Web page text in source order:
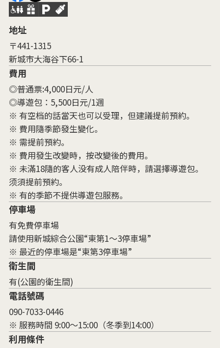
地址
〒441-1315
新城市大海谷下66-1
費用
◎普通票:4,000日元/人
◎導遊包：5,500日元/1週
※ 有空档的話當天也可以受理，但建議提前預約。
※ 費用隨季節發生變化。
※ 需提前預約。
※ 費用發生改變時，按改變後的費用。
※ 未滿18隨的客人没有成人陪伴時，請選擇導遊包。
须須提前預約。
※ 有的季節不提供導遊包服務。
停車場
有免費停車場
請使用新城綜合公園“東第1〜3停車場”
※ 最近的停車場是“東第3停車場”
衛生間
有(公園的衛生間)
電話號碼
090-7033-0446
※ 服務時間 9:00～15:00（冬季到14:00）
利用條件